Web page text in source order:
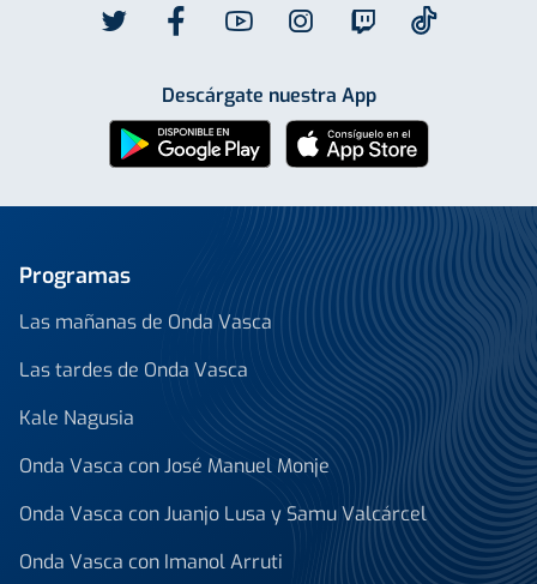
Descárgate nuestra App
Programas
Las mañanas de Onda Vasca
Las tardes de Onda Vasca
Kale Nagusia
Onda Vasca con José Manuel Monje
Onda Vasca con Juanjo Lusa y Samu Valcárcel
Onda Vasca con Imanol Arruti